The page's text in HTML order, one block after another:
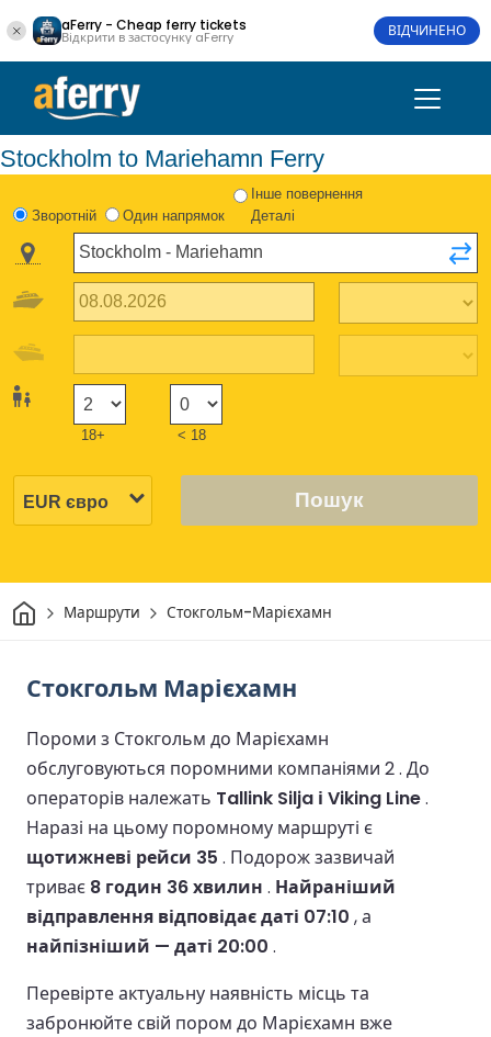
aFerry - Cheap ferry tickets
Відкрити в застосунку aFerry ВІДЧИНЕНО
Stockholm to Mariehamn Ferry
Зворотній Один напрямок
Інше повернення
Деталі
18+ < 18
Пошук
Дім Маршрути Стокгольм-Марієхамн
Стокгольм Марієхамн
Пороми з Стокгольм до Марієхамн
обслуговуються поромними компаніями 2 . До
операторів належать Tallink Silja і Viking Line.
Наразі на цьому поромному маршруті є
щотижневі рейси 35 . Подорож зазвичай
триває 8 годин 36 хвилин . Найраніший
відправлення відповідає даті 07:10 , а
найпізніший — даті 20:00 .
Перевірте актуальну наявність місць та
забронюйте свій пором до Марієхамн вже